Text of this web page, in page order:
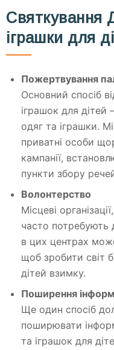
Святкування
іграшки для
Пожертвування
Основний спосіб
іграшок для
одяг та іграшки.
приватні особи
кампанії,
пункти збору
Волонтерство
Місцеві
часто потребують
в цих центрах
щоб зробити світ
дітей взимку.
Поширення
Ще один спосіб
поширювати
та іграшок для